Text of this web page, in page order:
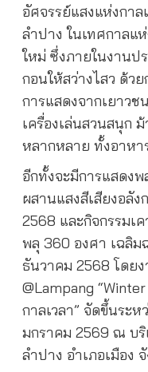
อัศจรรย์แสงแห่งกา
ลำปาง ในเทศกาลแ
ใหม่ ซึ่งภายในงานป
กอนให้สว่างไสว ด้ว
การแสดงจากเยาว
เครื่องเล่นสวนสนุก
หลากหลาย ทั้งอาหา
อีกทั้งจะมีการแสดง
ผสานแสงสีเสียงอลั
2568 และกิจกรรมเ
พลุ 360 องศา เฉลิม
ธันวาคม 2568 โดย
@Lampang
กาลเวลา” จัดขึ้นระ
มกราคม 2569 ณ บ
ลำปาง อำเภอเมือง